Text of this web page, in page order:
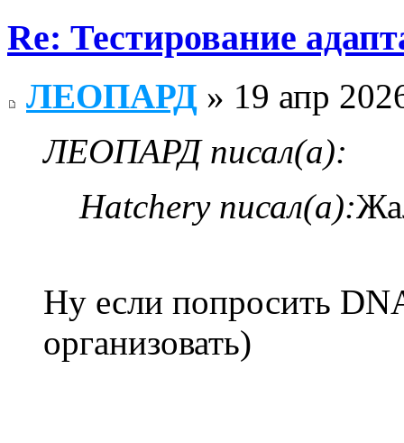
Re: Тестирование
ЛЕОПАРД » 19 апр
ЛЕОПАРД писал(а):
Hatchery писал(а):
Ну если попросить
организовать)